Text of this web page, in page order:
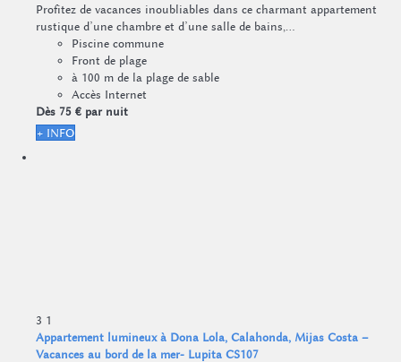
Profitez de vacances inoubliables dans ce charmant appartement
rustique d’une chambre et d’une salle de bains,...
Piscine commune
Front de plage
à 100 m de la plage de sable
Accès Internet
Dès 75 € par nuit
+ INFO
3 1
Appartement lumineux à Dona Lola, Calahonda, Mijas Costa –
Vacances au bord de la mer- Lupita CS107